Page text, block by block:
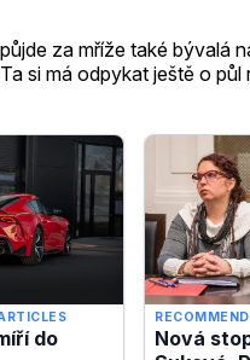
za mříže také bývalá
si má odpykat ještě o